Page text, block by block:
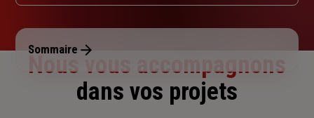
Dimanche : Fermé
Sommaire
Nous vous accompagnons
dans vos projets